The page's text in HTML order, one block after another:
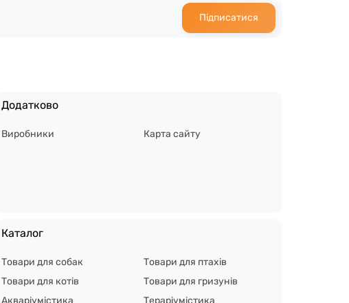
Підписатися
Додатково
Виробники Карта сайту
Каталог
Товари для собак
Товари для котів
Акваріумістика
Товари для птахів
Товари для гризунів
Тераріумістика